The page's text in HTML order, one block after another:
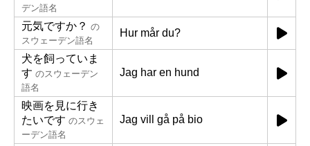
デン語名
元気ですか？ の
スウェーデン語名
Hur mår du?
犬を飼っていま
す のスウェーデン
語名
Jag har en hund
映画を見に行き
たいです のスウェ
ーデン語名
Jag vill gå på bio